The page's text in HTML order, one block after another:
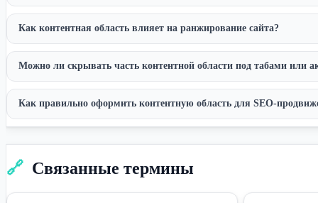
Как контентная область влияет на ранжирование сайта?
Можно ли скрывать часть контентной области под табами или
Как правильно оформить контентную область для SEO-
🔗 Связанные термины